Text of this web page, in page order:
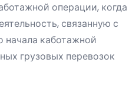
операции, когда
связанную с
начала каботажной
грузовых перевозок